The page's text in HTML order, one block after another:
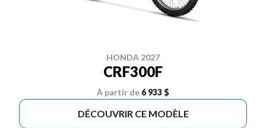
HONDA 2027
CRF300F
À partir de 6 933 $
DÉCOUVRIR CE MODÈLE